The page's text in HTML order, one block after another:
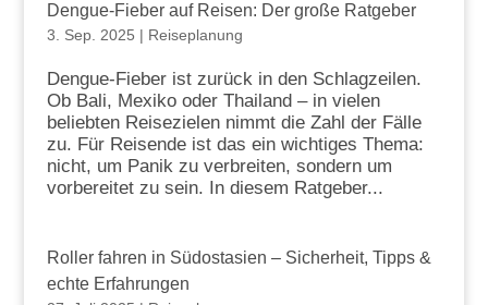
Dengue-Fieber auf Reisen: Der große Ratgeber
3. Sep. 2025 | Reiseplanung
Dengue-Fieber ist zurück in den Schlagzeilen.
Ob Bali, Mexiko oder Thailand – in vielen
beliebten Reisezielen nimmt die Zahl der Fälle
zu. Für Reisende ist das ein wichtiges Thema:
nicht, um Panik zu verbreiten, sondern um
vorbereitet zu sein. In diesem Ratgeber...
Roller fahren in Südostasien – Sicherheit, Tipps &
echte Erfahrungen